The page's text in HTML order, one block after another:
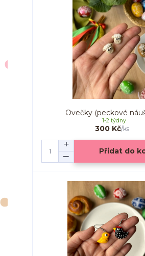
Ovečky (peckové
300 Kč/ks
1-2 týdny
Přidat do